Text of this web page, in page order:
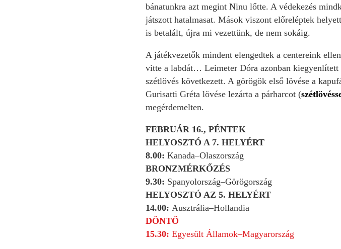
bánatunkra azt megint Ninu lőtte. A védekezés
játszott hatalmasat. Mások viszont előreléptek
is betalált, újra mi vezettünk, de nem sokáig.
A játékvezetők mindent elengedtek a centereink
vitte a labdát… Leimeter Dóra azonban kiegyenlített
szétlövés következett. A görögök első lövése a
Gurisatti Gréta lövése lezárta a párharcot (
megérdemelten.
FEBRUÁR 16., PÉNTEK
HELYOSZTÓ A 7. HELYÉRT
8.00: Kanada–Olaszország
BRONZMÉRKŐZÉS
9.30: Spanyolország–Görögország
HELYOSZTÓ AZ 5. HELYÉRT
14.00: Ausztrália–Hollandia
DÖNTŐ
15.30: Egyesült Államok–Magyarország